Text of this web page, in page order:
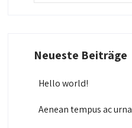
Neueste Beiträge
Hello world!
Aenean tempus ac urna